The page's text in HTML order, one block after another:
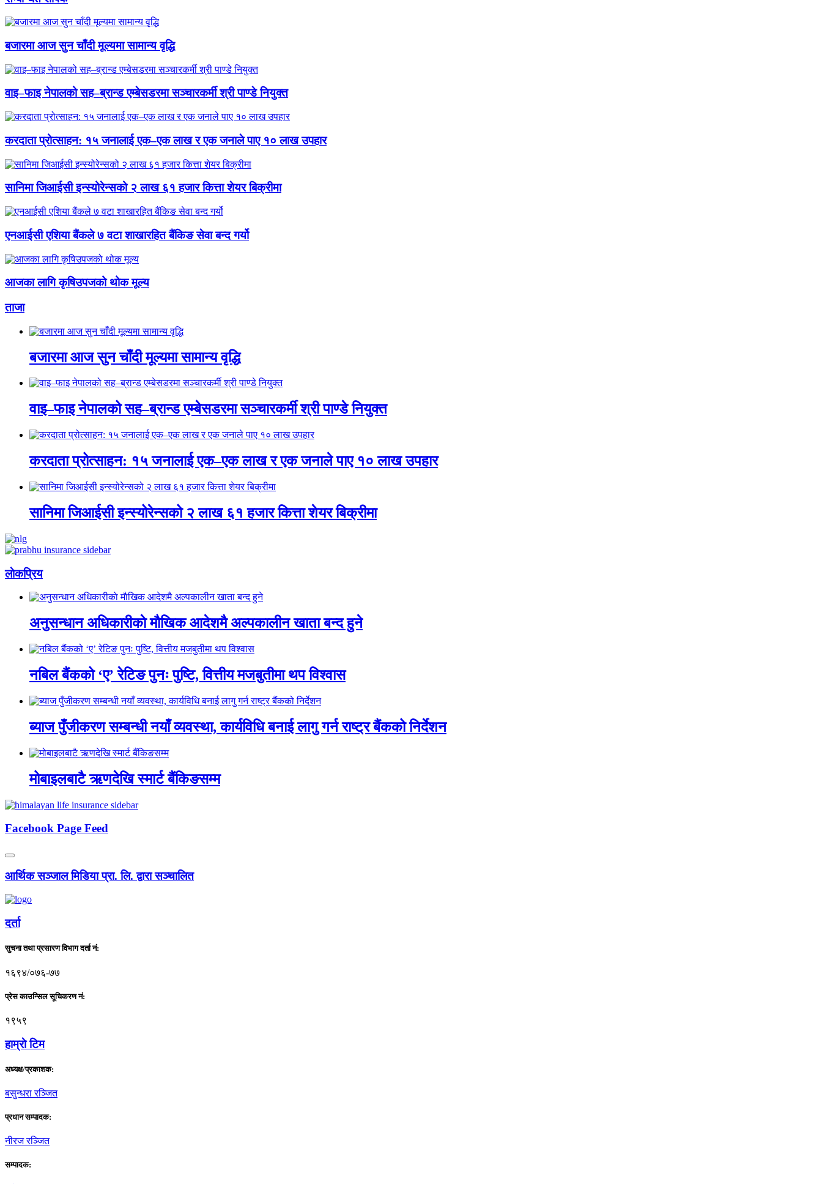
बजारमा आज सुन चाँदी मूल्यमा सामान्य वृद्धि
वाइ–फाइ नेपालको सह–ब्रान्ड एम्बेसडरमा सञ्चारकर्मी श्री पाण्डे नियुक्त
करदाता प्रोत्साहन: १५ जनालाई एक–एक लाख र एक जनाले पाए १० लाख उपहार
सानिमा जिआईसी इन्स्योरेन्सको २ लाख ६१ हजार कित्ता शेयर बिक्रीमा
एनआईसी एशिया बैंकले ७ वटा शाखारहित बैंकिङ सेवा बन्द गर्यो
आजका लागि कृषिउपजको थोक मूल्य
ताजा
बजारमा आज सुन चाँदी मूल्यमा सामान्य वृद्धि
वाइ–फाइ नेपालको सह–ब्रान्ड एम्बेसडरमा सञ्चारकर्मी श्री पाण्डे नियुक्त
करदाता प्रोत्साहन: १५ जनालाई एक–एक लाख र एक जनाले पाए १० लाख उपहार
सानिमा जिआईसी इन्स्योरेन्सको २ लाख ६१ हजार कित्ता शेयर बिक्रीमा
लाेकप्रिय
अनुसन्धान अधिकारीकाे माैखिक आदेशमै अल्पकालीन खाता बन्द हुने
नबिल बैंकको ‘ए’ रेटिङ पुनः पुष्टि, वित्तीय मजबुतीमा थप विश्वास
ब्याज पुँजीकरण सम्बन्धी नयाँ व्यवस्था, कार्यविधि बनाई लागु गर्न राष्ट्र बैंकको निर्देशन
मोबाइलबाटै ऋणदेखि स्मार्ट बैंकिङसम्म
Facebook Page Feed
आर्थिक सञ्जाल मिडिया प्रा. लि. द्वारा सञ्चालित
दर्ता
सुचना तथा प्रसारण विभाग दर्ता नं:
१६९४/०७६-७७
प्रेस काउन्सिल सूचिकरण नं:
१९५९
हाम्राे टिम
अध्यक्ष/प्रकाशक:
बसुन्धरा रञ्जित
प्रधान सम्पादक:
नीरज रञ्जित
सम्पादक: